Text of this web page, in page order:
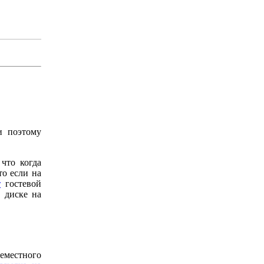
поэтому
когда
если на
гостевой
диске на